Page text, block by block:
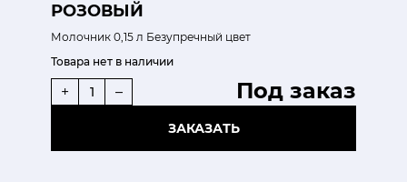
РОЗОВЫЙ
Молочник 0,15 л Безупречный цвет
Товара нет в наличии
Под заказ
+ –
ЗАКАЗАТЬ